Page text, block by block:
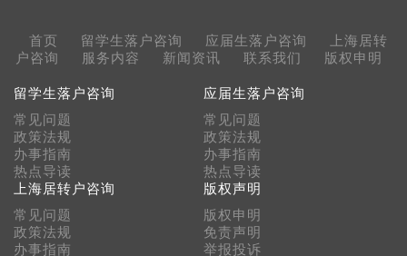
首页 留学生落户咨询 应届生落户咨询
上海居转
户咨询
服务内容 新闻资讯 联系我们 版权申明
留学生落户咨询
常见问题
政策法规
办事指南
热点导读
应届生落户咨询
常见问题
政策法规
办事指南
热点导读
上海居转户咨询
常见问题
政策法规
办事指南
版权声明
版权申明
免责声明
举报投诉